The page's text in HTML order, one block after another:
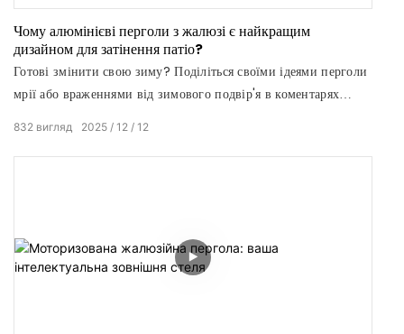
Чому алюмінієві перголи з жалюзі є найкращим
дизайном для затінення патіо?
Готові змінити свою зиму? Поділіться своїми ідеями перголи
мрії або враженнями від зимового подвір'я в коментарях
2025 12 12
832 вигляд